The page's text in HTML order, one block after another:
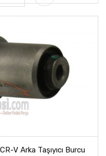
V Arka Taşıyıcı Burcu